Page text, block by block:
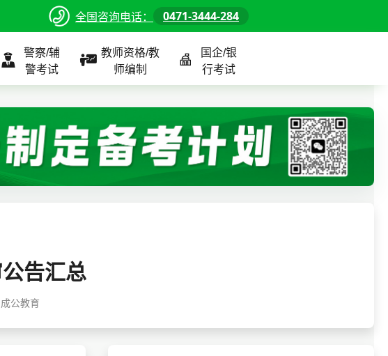
全国咨询电话： 0471-3444-284
三支一扶课程
警察/辅
警考试
全国
北京
内蒙古
警察/辅警课程
教师资格/教
师编制
古
教师/资格课程
国企/银
行考试
全国
北京
内蒙古
国企/银行课程
告汇总
成公教育